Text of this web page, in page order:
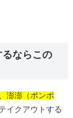
ならこの
澎澎（ポンポ
イクアウトする